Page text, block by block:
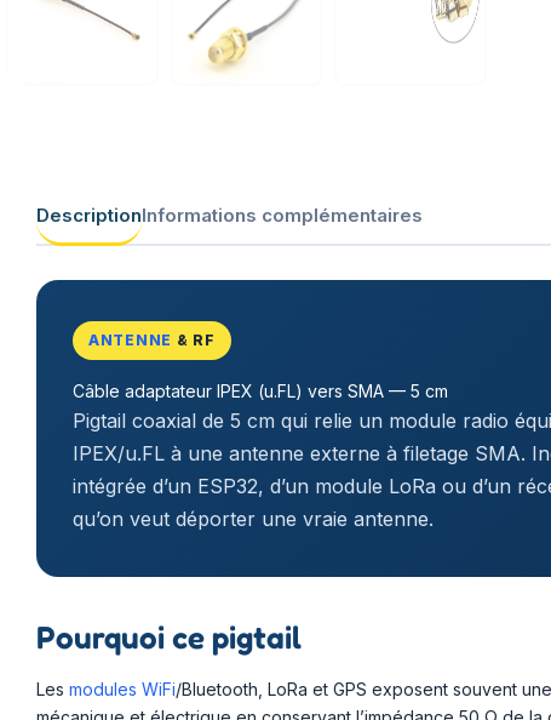
DescriptionInformations complémentaires
ANTENNE & RF
Câble adaptateur IPEX (u.FL) vers SMA — 5 cm
Pigtail coaxial de 5 cm qui relie un module radio
IPEX/u.FL à une antenne externe à filetage SMA.
intégrée d’un ESP32, d’un module LoRa ou d’un
qu’on veut déporter une vraie antenne.
Pourquoi ce pigtail
Les modules WiFi/Bluetooth, LoRa et GPS exposent souvent